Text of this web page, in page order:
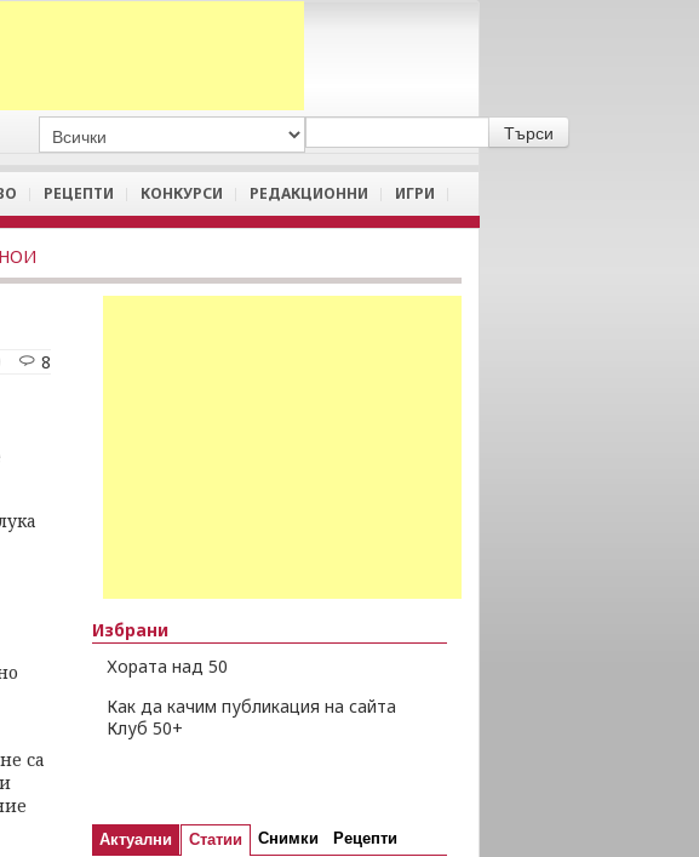
РЕЦЕПТИ КОНКУРСИ РЕДАКЦИОННИ ИГРИ
НОИ
8
са
Избрани
Хората над 50
Как да качим публикация на сайта
Клуб 50+
Актуални Статии Снимки Рецепти